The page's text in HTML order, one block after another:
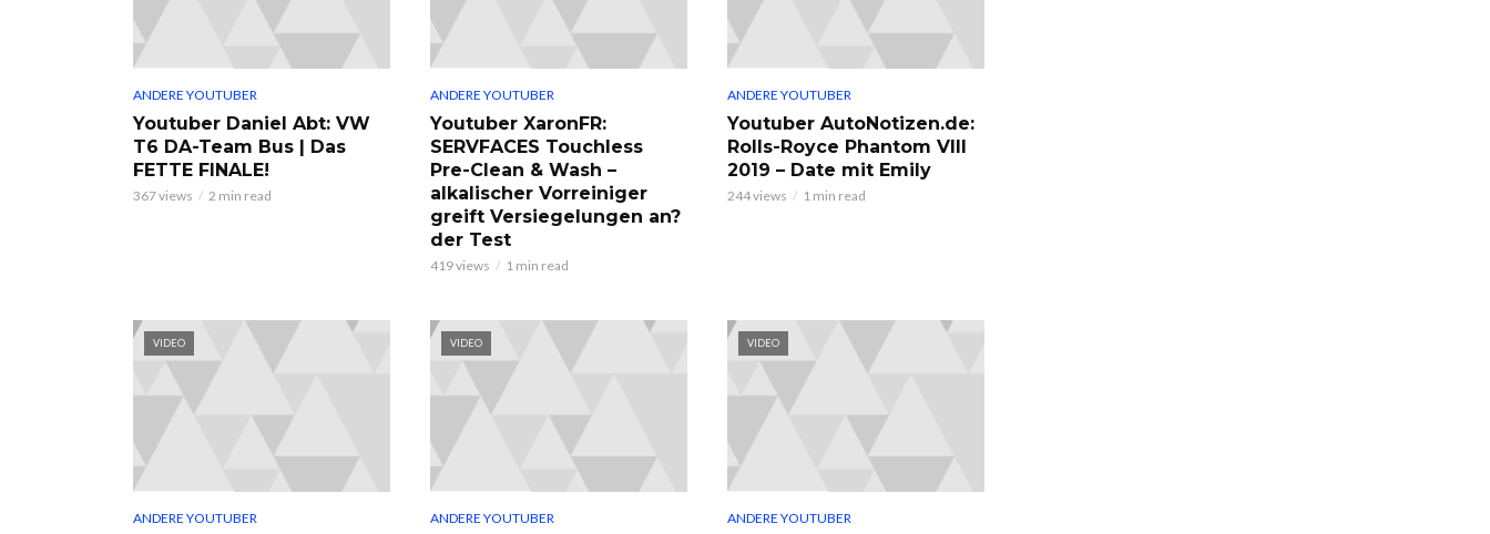
ANDERE YOUTUBER
Youtuber Daniel Abt: VW
T6 DA-Team Bus | Das
FETTE FINALE!
367 views 2 min read
ANDERE YOUTUBER
Youtuber XaronFR:
SERVFACES Touchless
Pre-Clean & Wash –
alkalischer Vorreiniger
greift Versiegelungen an?
der Test
419 views 1 min read
ANDERE YOUTUBER
Youtuber AutoNotizen.de:
Rolls-Royce Phantom VIII
2019 – Date mit Emily
244 views 1 min read
VIDEO
ANDERE YOUTUBER
VIDEO
ANDERE YOUTUBER
VIDEO
ANDERE YOUTUBER